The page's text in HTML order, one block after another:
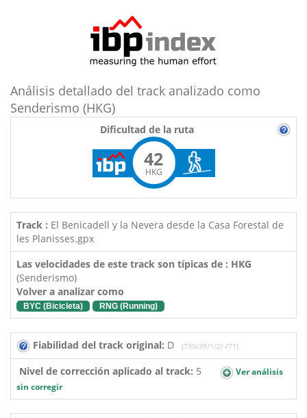
Análisis detallado del track analizado como
Senderismo (HKG)
Dificultad de la ruta
42
HKG
Track : El Benicadell y la Nevera desde la Casa Forestal de
les Planisses.gpx
Las velocidades de este track son típicas de : HKG
(Senderismo)
Volver a analizar como
BYC (Bicicleta) RNG (Running)
Fiabilidad del track original: D (730/39/1/2/-/71)
Nivel de corrección aplicado al track: 5
Ver análisis
sin corregir